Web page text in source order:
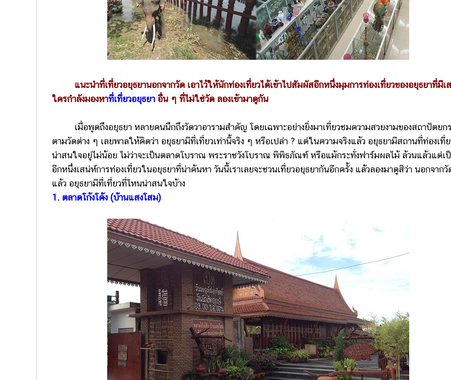
แนะนำที่เที่ยวอยุธยานอกจากวัด เอาไว้ให้นักท่องเที่ยวได้เข้าไปสัมผัสอีกหนึ่งมุมการท่องเที่ยวของอยุธยาที่มีเ
ใครกำลังมองหาที่เที่ยวอยุธยา อื่น ๆ ที่ไม่ใช่วัด ลองเข้ามาดูกัน
เมื่อพูดถึงอยุธยา หลายคนนึกถึงวัดวาอารามสำคัญ โดยเฉพาะอย่างยิ่งมาเที่ยวชมความสวยงามของสถาปัตยก
ตามวัดต่าง ๆ เลยพาลให้คิดว่า อยุธยามีที่เที่ยวเท่านี้จริง ๆ หรือเปล่า ? แต่ในความจริงแล้ว อยุธยามีสถานที่ท่องเที่
น่าสนใจอยู่ไม่น้อย ไม่ว่าจะเป็นตลาดโบราณ พระราชวังโบราณ พิพิธภัณฑ์ หรือแม้กระทั่งฟาร์มผลไม้ ล้วนแล้วแต่เ
อีกหนึ่งเสน่ห์การท่องเที่ยวในอยุธยาที่น่าค้นหา วันนี้เราเลยจะชวนเที่ยวอยุธยากันอีกครั้ง แล้วลองมาดูสิว่า นอกจากวั
แล้ว อยุธยามีที่เที่ยวที่ไหนน่าสนใจบ้าง
1. ตลาดโก้งโค้ง (บ้านแสงโสม)